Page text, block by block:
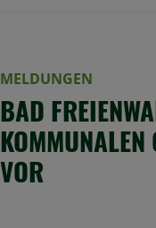
MELDUNGEN
BAD
VOR